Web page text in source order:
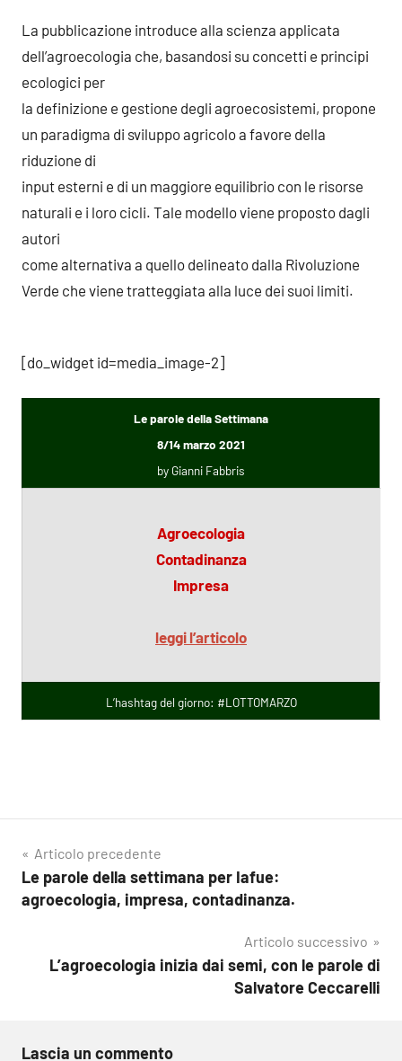
La pubblicazione introduce alla scienza applicata
dell’agroecologia che, basandosi su concetti e principi
ecologici per
la definizione e gestione degli agroecosistemi, propone
un paradigma di sviluppo agricolo a favore della
riduzione di
input esterni e di un maggiore equilibrio con le risorse
naturali e i loro cicli. Tale modello viene proposto dagli
autori
come alternativa a quello delineato dalla Rivoluzione
Verde che viene tratteggiata alla luce dei suoi limiti.
[do_widget id=media_image-2]
Le parole della Settimana
8/14 marzo 2021
by Gianni Fabbris
Agroecologia
Contadinanza
Impresa
leggi l’articolo
L’hashtag del giorno: #LOTTOMARZO
Navigazione
articoli
Articolo precedente
Le parole della settimana per Iafue:
agroecologia, impresa, contadinanza.
Articolo successivo
L’agroecologia inizia dai semi, con le parole di
Salvatore Ceccarelli
Lascia un commento